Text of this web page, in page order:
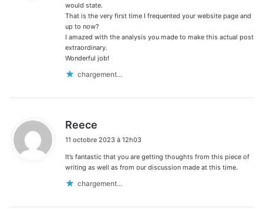
would state.
That is the very first time I frequented your website page and
up to now?
I amazed with the analysis you made to make this actual post
extraordinary.
Wonderful job!
chargement…
Reece
t
:
11 octobre 2023 à 12h03
It’s fantastic that you are getting thoughts from this piece of
writing as well as from our discussion made at this time.
chargement…